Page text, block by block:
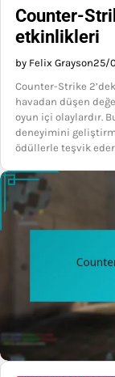
Counter-
etkinlikleri
by Felix Grayson25/
Counter-Strike
havadan düşen
oyun içi olaylardır.
deneyimini
ödüllerle teşvik